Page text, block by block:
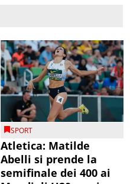
SPORT
Atletica: Matilde
Abelli si prende la
semifinale dei 400 ai